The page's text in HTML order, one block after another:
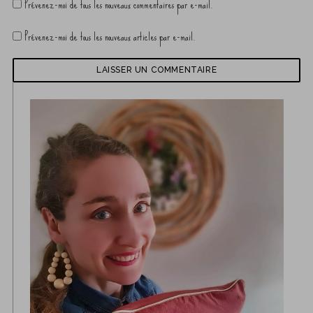
Prévenez-moi de tous les nouveaux articles par e-mail.